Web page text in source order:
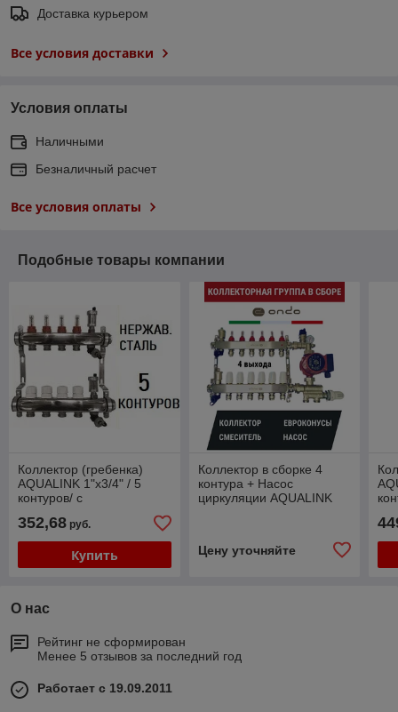
Доставка курьером
Все условия доставки
Условия оплаты
Наличными
Безналичный расчет
Все условия оплаты
Подобные товары компании
Коллектор (гребенка)
AQUALINK 1"х3/4" / 5
контуров/ с
расходамерами/ сливным
краном/ автовозд./
НЕРЖАВЕЙКА
352,68 руб.
Купить
Коллектор в сборке 4
контура + Насос
циркуляции AQUALINK
Цену уточняйте
О нас
Рейтинг не сформирован
Менее 5 отзывов за последний год
Работает с 19.09.2011